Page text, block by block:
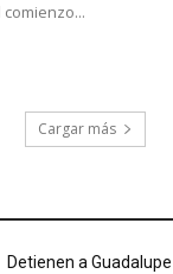
Cargar más
Detienen a